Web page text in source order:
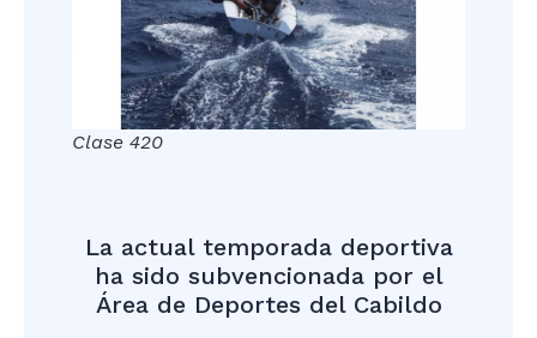
Clase 420
La actual temporada deportiva
ha sido subvencionada por el
Área de Deportes del Cabildo